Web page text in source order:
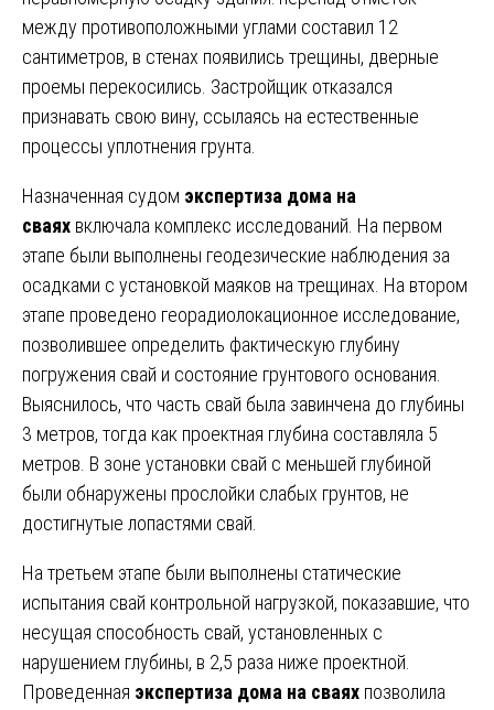
между противоположными углами составил 12
сантиметров, в стенах появились трещины, дверные
проемы перекосились. Застройщик отказался
признавать свою вину, ссылаясь на естественные
процессы уплотнения грунта.
Назначенная судом экспертиза дома на
сваях включала комплекс исследований. На первом
этапе были выполнены геодезические наблюдения за
осадками с установкой маяков на трещинах. На втором
этапе проведено георадиолокационное исследование,
позволившее определить фактическую глубину
погружения свай и состояние грунтового основания.
Выяснилось, что часть свай была завинчена до глубины
3 метров, тогда как проектная глубина составляла 5
метров. В зоне установки свай с меньшей глубиной
были обнаружены прослойки слабых грунтов, не
достигнутые лопастями свай.
На третьем этапе были выполнены статические
испытания свай контрольной нагрузкой, показавшие, что
несущая способность свай, установленных с
нарушением глубины, в 2,5 раза ниже проектной.
Проведенная экспертиза дома на сваях позволила